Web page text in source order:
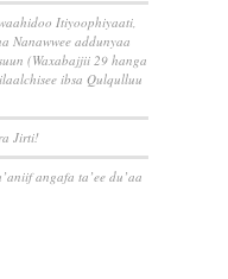
Itiyoophiyaati,
Nanawwee addunyaa
(Waxabajjii 29 hanga
ibsa Qulqulluu
Jirti!
angafa ta’ee du’aa